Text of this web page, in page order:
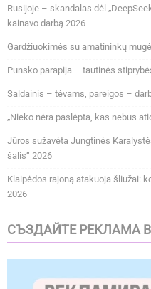
Rusijoje – skandalas dėl
kainavo darbą 2026
Gardžiuokimės su amatininkų
Punsko parapija – tautinės
Saldainis – tėvams, pareigos –
„Nieko nėra paslėpta, kas nebus
Jūros sužavėta Jungtinės
šalis“ 2026
Klaipėdos rajoną atakuoja šliužai:
2026
СЪЗДАЙТЕ РЕКЛАМА